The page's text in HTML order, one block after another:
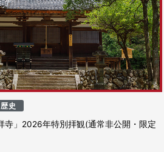
歴史
寺」2026年特別拝観(通常非公開・限定